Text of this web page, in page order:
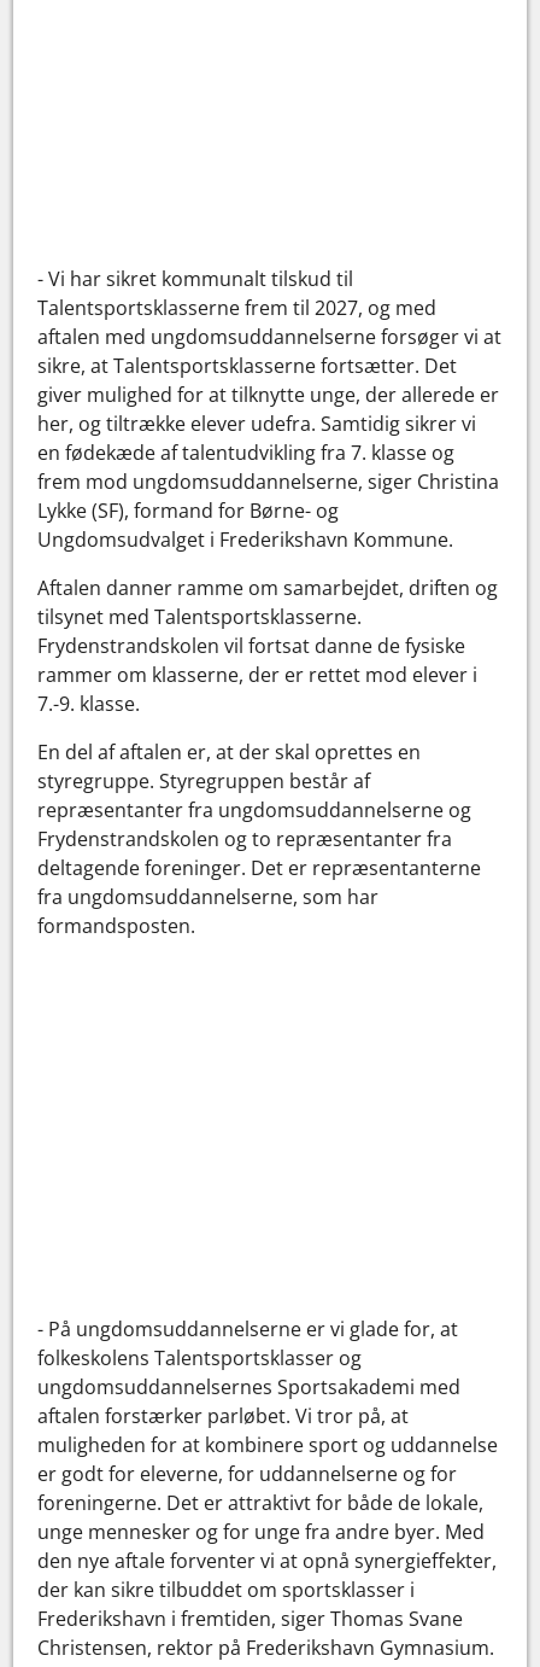
- Vi har sikret kommunalt tilskud til
Talentsportsklasserne frem til 2027, og med
aftalen med ungdomsuddannelserne forsøger vi at
sikre, at Talentsportsklasserne fortsætter. Det
giver mulighed for at tilknytte unge, der allerede er
her, og tiltrække elever udefra. Samtidig sikrer vi
en fødekæde af talentudvikling fra 7. klasse og
frem mod ungdomsuddannelserne, siger Christina
Lykke (SF), formand for Børne- og
Ungdomsudvalget i Frederikshavn Kommune.
Aftalen danner ramme om samarbejdet, driften og
tilsynet med Talentsportsklasserne.
Frydenstrandskolen vil fortsat danne de fysiske
rammer om klasserne, der er rettet mod elever i
7.-9. klasse.
En del af aftalen er, at der skal oprettes en
styregruppe. Styregruppen består af
repræsentanter fra ungdomsuddannelserne og
Frydenstrandskolen og to repræsentanter fra
deltagende foreninger. Det er repræsentanterne
fra ungdomsuddannelserne, som har
formandsposten.
- På ungdomsuddannelserne er vi glade for, at
folkeskolens Talentsportsklasser og
ungdomsuddannelsernes Sportsakademi med
aftalen forstærker parløbet. Vi tror på, at
muligheden for at kombinere sport og uddannelse
er godt for eleverne, for uddannelserne og for
foreningerne. Det er attraktivt for både de lokale,
unge mennesker og for unge fra andre byer. Med
den nye aftale forventer vi at opnå synergieffekter,
der kan sikre tilbuddet om sportsklasser i
Frederikshavn i fremtiden, siger Thomas Svane
Christensen, rektor på Frederikshavn Gymnasium.